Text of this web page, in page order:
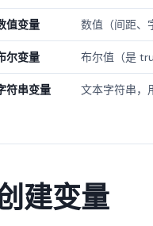
值变量 数值（间距、
尔变量 布尔值（是
符串变量 文本字符串，
建变量